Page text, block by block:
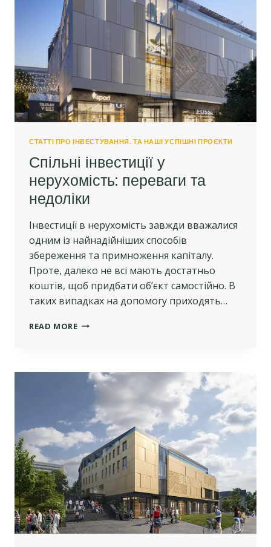
СТАТТІ ПРО ІНВЕСТУВАННЯ. ТА НАШІ УСПІШНІ ПРОЄКТИ
Спільні інвестиції у
нерухомість: переваги та
недоліки
Інвестиції в нерухомість завжди вважалися
одним із найнадійніших способів
збереження та примноження капіталу.
Проте, далеко не всі мають достатньо
коштів, щоб придбати об’єкт самостійно. В
таких випадках на допомогу приходять…
READ MOREСПІЛЬНІ
ПЕРЕВАГИ
ТА